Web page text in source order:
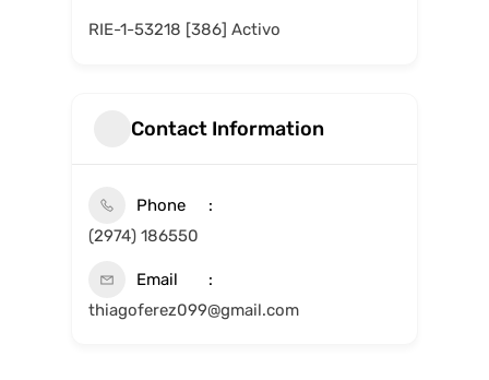
RIE-1-53218 [386] Activo
Contact Information
Phone
(2974) 186550
Email
thiagoferez099@gmail.com